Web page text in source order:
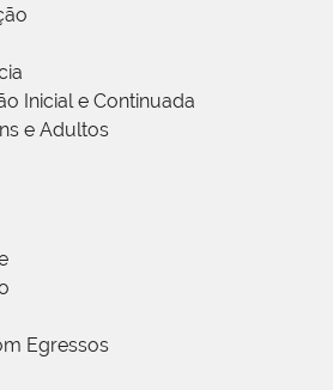
Inicial e Continuada
e Adultos
Egressos